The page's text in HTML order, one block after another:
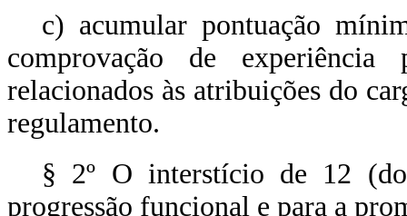
c) acumular pontuação
comprovação de
relacionados às atribuições do
regulamento.
§ 2º O interstício de 12
progressão funcional e para a